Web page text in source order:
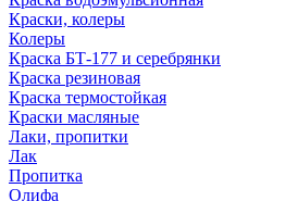
Краски, колеры
Колеры
Краска БТ-177 и серебрянки
Краска резиновая
Краска термостойкая
Краски масляные
Лаки, пропитки
Лак
Пропитка
Олифа